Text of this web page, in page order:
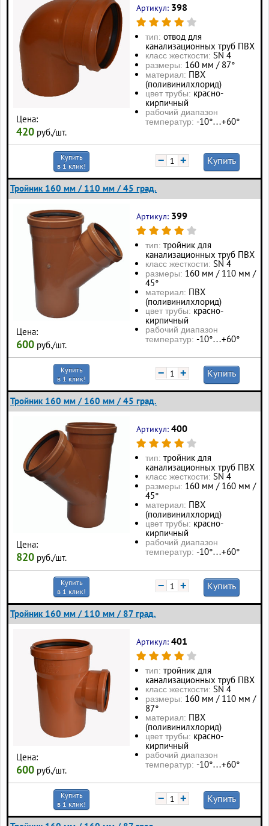
Цена:
420 руб./шт.
Артикул: 398
тип: отвод для
канализационных труб ПВХ
класс жесткости: SN 4
размеры: 160 мм / 87°
материал: ПВХ
(поливинилхлорид)
цвет трубы: красно-
кирпичный
рабочий диапазон
температур: -10°…+60°
Купить
в 1 клик!
− + Купить
Тройник 160 мм / 110 мм / 45 град.
Цена:
600 руб./шт.
Артикул: 399
тип: тройник для
канализационных труб ПВХ
класс жесткости: SN 4
размеры: 160 мм / 110 мм /
45°
материал: ПВХ
(поливинилхлорид)
цвет трубы: красно-
кирпичный
рабочий диапазон
температур: -10°…+60°
Купить
в 1 клик!
− + Купить
Тройник 160 мм / 160 мм / 45 град.
Цена:
820 руб./шт.
Артикул: 400
тип: тройник для
канализационных труб ПВХ
класс жесткости: SN 4
размеры: 160 мм / 160 мм /
45°
материал: ПВХ
(поливинилхлорид)
цвет трубы: красно-
кирпичный
рабочий диапазон
температур: -10°…+60°
Купить
в 1 клик!
− + Купить
Тройник 160 мм / 110 мм / 87 град.
Цена:
600 руб./шт.
Артикул: 401
тип: тройник для
канализационных труб ПВХ
класс жесткости: SN 4
размеры: 160 мм / 110 мм /
87°
материал: ПВХ
(поливинилхлорид)
цвет трубы: красно-
кирпичный
рабочий диапазон
температур: -10°…+60°
Купить
в 1 клик!
− + Купить